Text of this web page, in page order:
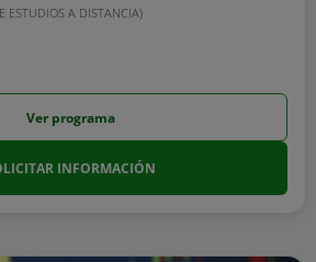
ESTUDIOS A DISTANCIA)
Ver programa
INFORMACIÓN